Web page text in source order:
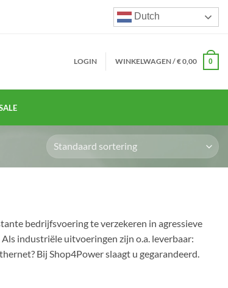
Dutch
LOGIN WINKELWAGEN /€0,00 0
bedrijfsvoering te verzekeren in agressieve
industriële uitvoeringen zijn o.a. leverbaar:
Bij Shop4Power slaagt u gegarandeerd.